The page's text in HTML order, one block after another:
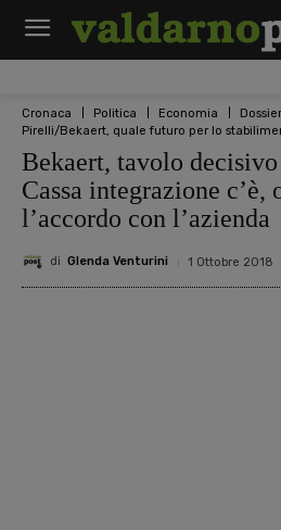
Cronaca Politica Economia
Dossier
Pirelli/Bekaert, quale futuro per lo
Bekaert, tavolo
Cassa integrazione c’è,
l’accordo con l’azienda
di Glenda Venturini 1 Ottobre 2018